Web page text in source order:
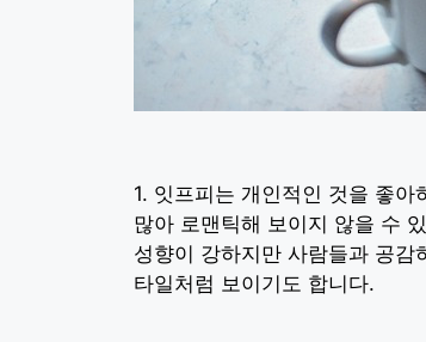
1. 잇프피는 개인적인 것을 좋
많아 로맨틱해 보이지 않을 수
성향이 강하지만 사람들과 공
타일처럼 보이기도 합니다.